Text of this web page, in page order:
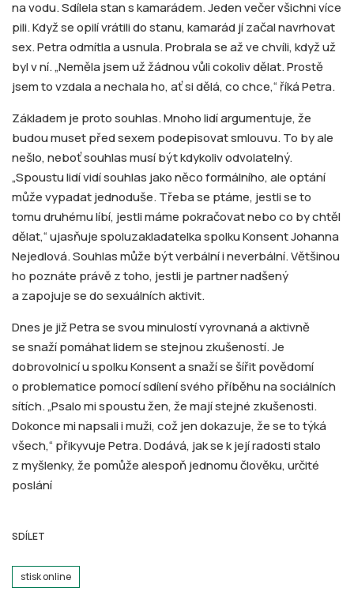
na vodu. Sdílela stan s kamarádem. Jeden večer všichni více
pili. Když se opilí vrátili do stanu, kamarád jí začal navrhovat
sex. Petra odmítla a usnula. Probrala se až ve chvíli, když už
byl v ní. „Neměla jsem už žádnou vůli cokoliv dělat. Prostě
jsem to vzdala a nechala ho, ať si dělá, co chce,“ říká Petra.
Základem je proto souhlas. Mnoho lidí argumentuje, že
budou muset před sexem podepisovat smlouvu. To by ale
nešlo, neboť souhlas musí být kdykoliv odvolatelný.
„Spoustu lidí vidí souhlas jako něco formálního, ale optání
může vypadat jednoduše. Třeba se ptáme, jestli se to
tomu druhému líbí, jestli máme pokračovat nebo co by chtěl
dělat,“ ujasňuje spoluzakladatelka spolku Konsent Johanna
Nejedlová. Souhlas může být verbální i neverbální. Většinou
ho poznáte právě z toho, jestli je partner nadšený
a zapojuje se do sexuálních aktivit.
Dnes je již Petra se svou minulostí vyrovnaná a aktivně
se snaží pomáhat lidem se stejnou zkušeností. Je
dobrovolnicí u spolku Konsent a snaží se šířit povědomí
o problematice pomocí sdílení svého příběhu na sociálních
sítích. „Psalo mi spoustu žen, že mají stejné zkušenosti.
Dokonce mi napsali i muži, což jen dokazuje, že se to týká
všech,“ přikyvuje Petra. Dodává, jak se k její radosti stalo
z myšlenky, že pomůže alespoň jednomu člověku, určité
poslání
SDÍLET
stisk online